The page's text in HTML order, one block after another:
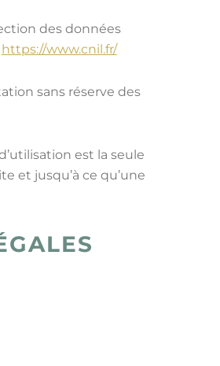
des données
https://www.cnil.fr/
sans réserve des
est la seule
et jusqu’à ce qu’une